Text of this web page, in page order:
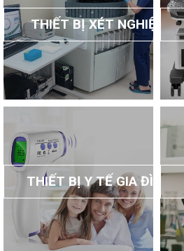
THIẾT BỊ XÉT NGHIỆM
THIẾT BỊ Y TẾ GIA ĐÌNH